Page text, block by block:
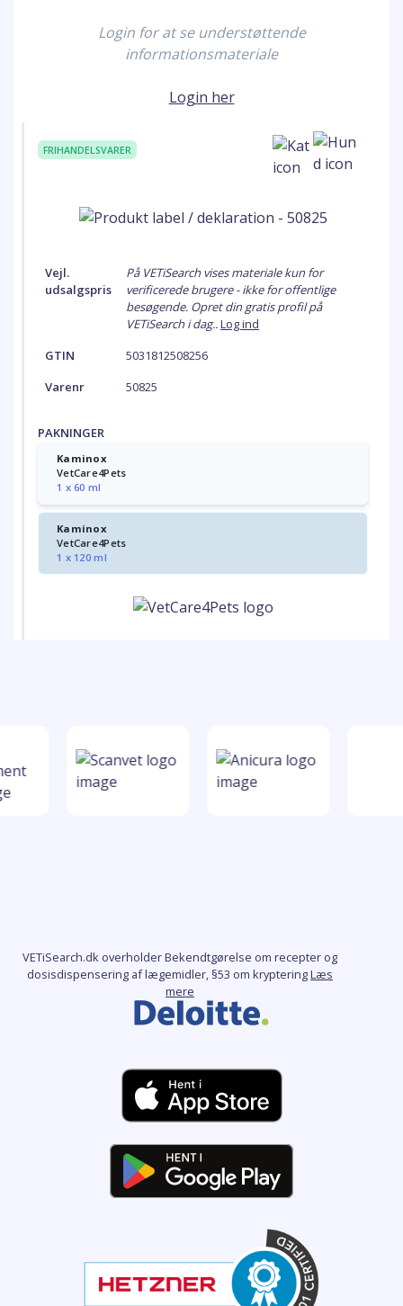
Login for at se understøttende
informationsmateriale
Login her
FRIHANDELSVARER
Vejl.
udsalgspris
På VETiSearch vises materiale kun for
verificerede brugere - ikke for offentlige
besøgende. Opret din gratis profil på
VETiSearch i dag..Log ind
GTIN
5031812508256
Varenr
50825
PAKNINGER
Kaminox
VetCare4Pets
1 x 60 ml
Kaminox
VetCare4Pets
1 x 120 ml
VETiSearch.dk overholder Bekendtgørelse om recepter og
dosisdispensering af lægemidler, §53 om krypteringLæs
mere